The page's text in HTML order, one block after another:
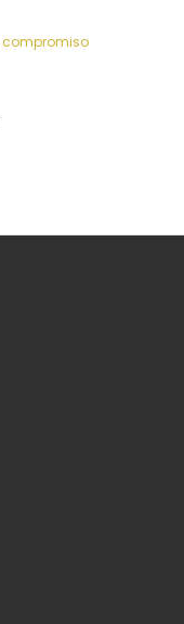
compromiso